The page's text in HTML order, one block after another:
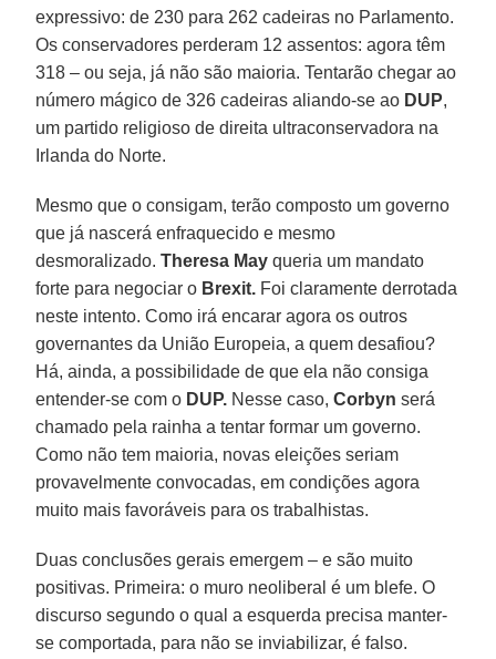
expressivo: de 230 para 262 cadeiras no Parlamento.
Os conservadores perderam 12 assentos: agora têm
318 – ou seja, já não são maioria. Tentarão chegar ao
número mágico de 326 cadeiras aliando-se ao DUP,
um partido religioso de direita ultraconservadora na
Irlanda do Norte.
Mesmo que o consigam, terão composto um governo
que já nascerá enfraquecido e mesmo
desmoralizado.Theresa May queria um mandato
forte para negociar o Brexit. Foi claramente derrotada
neste intento. Como irá encarar agora os outros
governantes da União Europeia, a quem desafiou?
Há, ainda, a possibilidade de que ela não consiga
entender-se com o DUP. Nesse caso,Corbyn será
chamado pela rainha a tentar formar um governo.
Como não tem maioria, novas eleições seriam
provavelmente convocadas, em condições agora
muito mais favoráveis para os trabalhistas.
Duas conclusões gerais emergem – e são muito
positivas. Primeira: o muro neoliberal é um blefe. O
discurso segundo o qual a esquerda precisa manter-
se comportada, para não se inviabilizar, é falso.